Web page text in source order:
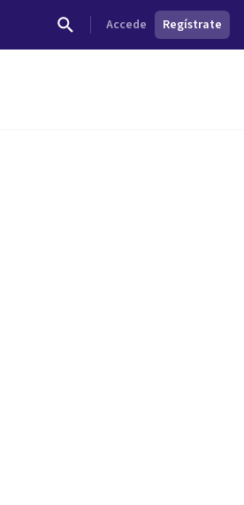
Accede Regístrate